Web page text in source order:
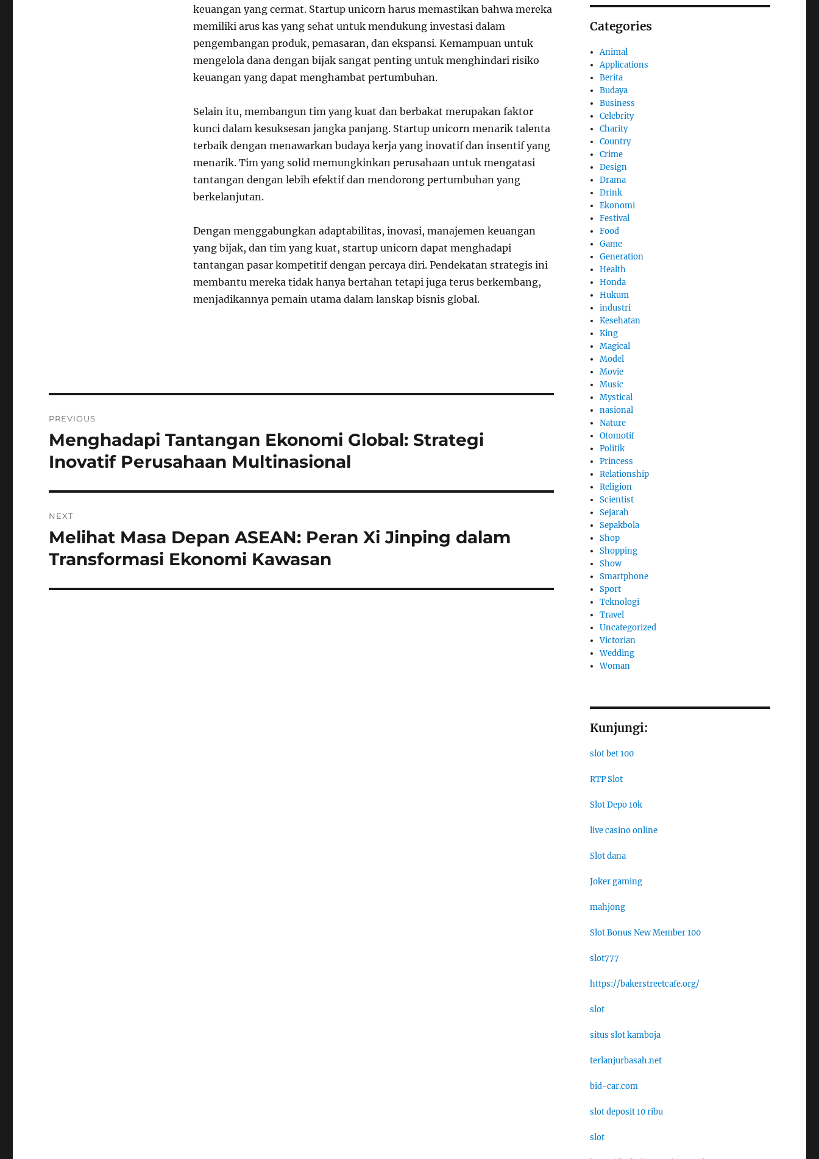
keuangan yang cermat. Startup unicorn harus memastikan bahwa mereka
memiliki arus kas yang sehat untuk mendukung investasi dalam
pengembangan produk, pemasaran, dan ekspansi. Kemampuan untuk
mengelola dana dengan bijak sangat penting untuk menghindari risiko
keuangan yang dapat menghambat pertumbuhan.
Selain itu, membangun tim yang kuat dan berbakat merupakan faktor
kunci dalam kesuksesan jangka panjang. Startup unicorn menarik talenta
terbaik dengan menawarkan budaya kerja yang inovatif dan insentif yang
menarik. Tim yang solid memungkinkan perusahaan untuk mengatasi
tantangan dengan lebih efektif dan mendorong pertumbuhan yang
berkelanjutan.
Dengan menggabungkan adaptabilitas, inovasi, manajemen keuangan
yang bijak, dan tim yang kuat, startup unicorn dapat menghadapi
tantangan pasar kompetitif dengan percaya diri. Pendekatan strategis ini
membantu mereka tidak hanya bertahan tetapi juga terus berkembang,
menjadikannya pemain utama dalam lanskap bisnis global.
pos
PREVIOUS
Previous
post:
Menghadapi Tantangan Ekonomi Global: Strategi
Inovatif Perusahaan Multinasional
NEXT
Next
post:
Melihat Masa Depan ASEAN: Peran Xi Jinping dalam
Transformasi Ekonomi Kawasan
Categories
Animal
Applications
Berita
Budaya
Business
Celebrity
Charity
Country
Crime
Design
Drama
Drink
Ekonomi
Festival
Food
Game
Generation
Health
Honda
Hukum
industri
Kesehatan
King
Magical
Model
Movie
Music
Mystical
nasional
Nature
Otomotif
Politik
Princess
Relationship
Religion
Scientist
Sejarah
Sepakbola
Shop
Shopping
Show
Smartphone
Sport
Teknologi
Travel
Uncategorized
Victorian
Wedding
Woman
Kunjungi:
slot bet 100
RTP Slot
Slot Depo 10k
live casino online
Slot dana
Joker gaming
mahjong
Slot Bonus New Member 100
slot777
https://bakerstreetcafe.org/
slot
situs slot kamboja
terlanjurbasah.net
bid-car.com
slot deposit 10 ribu
slot